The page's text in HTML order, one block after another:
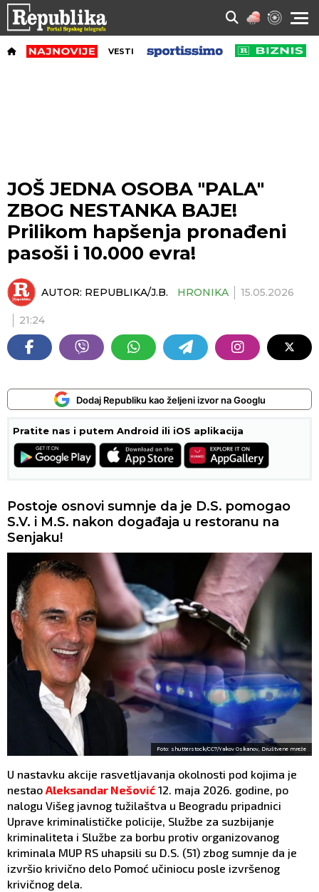
VESTI
JOŠ JEDNA OSOBA "PALA"
ZBOG NESTANKA BAJE!
Prilikom hapšenja pronađeni
pasoši i 10.000 evra!
AUTOR: REPUBLIKA/J.B. HRONIKA 15.05.2026
21:24
Dodaj Republiku kao željeni izvor na Googlu
Pratite nas i putem Android ili iOS aplikacija
Postoje osnovi sumnje da je D.S. pomogao
S.V. i M.S. nakon događaja u restoranu na
Senjaku!
Foto: shutterstock/CC7/Yakov Oskanov, Društvene mreže
U nastavku akcije rasvetljavanja okolnosti pod kojima je
nestao Aleksandar Nešović 12. maja 2026. godine, po
nalogu Višeg javnog tužilaštva u Beogradu pripadnici
Uprave kriminalističke policije, Službe za suzbijanje
kriminaliteta i Službe za borbu protiv organizovanog
kriminala MUP RS uhapsili su D.S. (51) zbog sumnje da je
izvršio krivično delo Pomoć učiniocu posle izvršenog
krivičnog dela.